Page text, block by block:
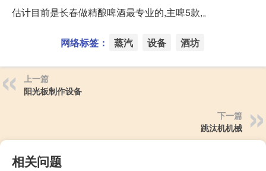
估计目前是长春做精酿啤酒最专业的,主啤5款,。
网络标签： 蒸汽 设备 酒坊
上一篇
阳光板制作设备
下一篇
跳汰机机械
相关问题